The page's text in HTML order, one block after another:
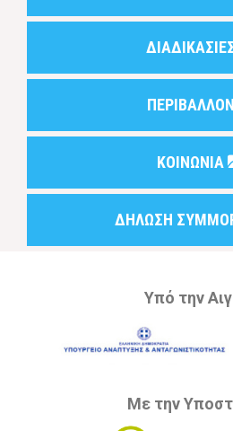
ΠΕΡΙΒΑΛΛΟΝ
ΚΟΙΝΩΝΙΑ
ΔΗΛΩΣΗ
Υπό την
Με την